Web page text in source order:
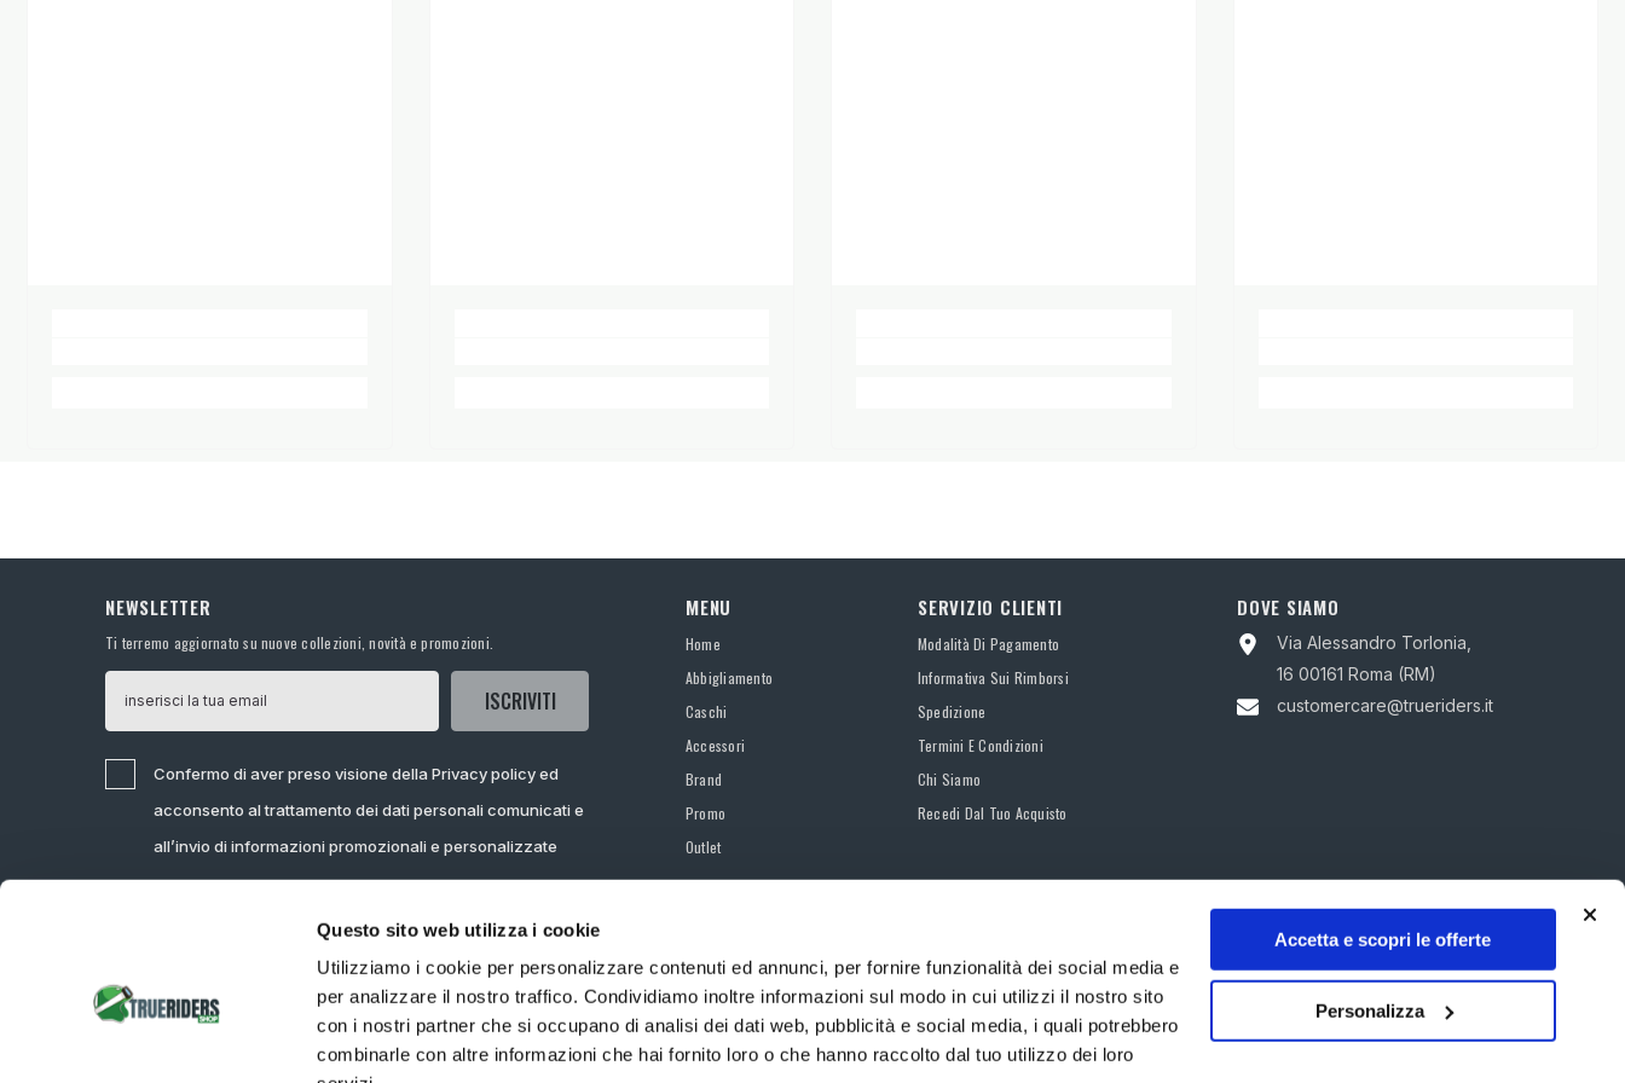
Questo sito web utilizza i cookie
Utilizziamo i cookie per personalizzare contenuti ed annunci, per fornire funzionalità dei social media e
per analizzare il nostro traffico. Condividiamo inoltre informazioni sul modo in cui utilizzi il nostro sito
con i nostri partner che si occupano di analisi dei dati web, pubblicità e social media, i quali potrebbero
combinarle con altre informazioni che hai fornito loro o che hanno raccolto dal tuo utilizzo dei loro
Accetta e scopri le offerte
Personalizza
NEWSLETTER
Ti terremo aggiornato su nuove collezioni, novità e promozioni.
ISCRIVITI
Confermo di aver preso visione della Privacy policy ed
acconsento al trattamento dei dati personali comunicati e
all’invio di informazioni promozionali e personalizzate
MENU
Home
Abbigliamento
Caschi
Accessori
Brand
Promo
Outlet
SERVIZIO CLIENTI
Modalità Di Pagamento
Informativa Sui Rimborsi
Spedizione
Termini E Condizioni
Chi Siamo
Recedi Dal Tuo Acquisto
DOVE SIAMO
Via Alessandro Torlonia,
16 00161 Roma (RM)
customercare@trueriders.it
©Valica S.p.A. Via Via Alessandro Torlonia - 00161 ROMA, P.IVA 13701211008